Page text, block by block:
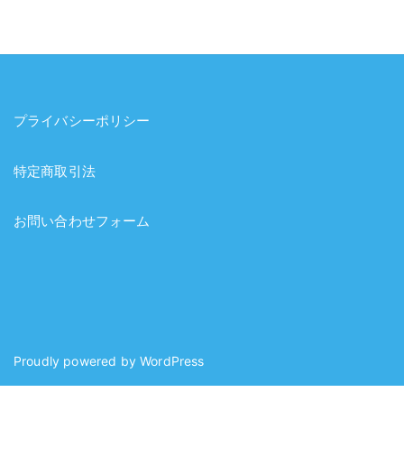
プライバシーポリシー
特定商取引法
お問い合わせフォーム
Proudly powered byWordPress